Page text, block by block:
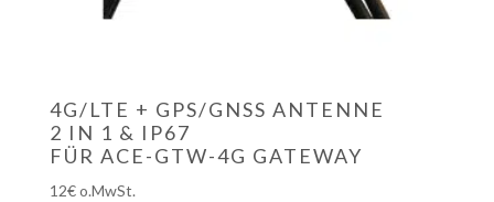
4G/LTE + GPS/GNSS ANTENNE
2 IN 1 & IP67
FÜR ACE-GTW-4G GATEWAY
12€o.MwSt.